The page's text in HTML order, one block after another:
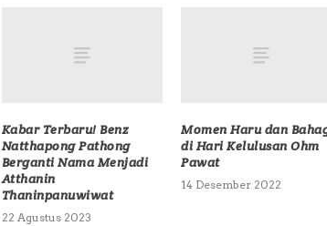
Kabar Terbaru! Benz
Natthapong Pathong
Berganti Nama Menjadi
Atthanin
Thaninpanuwiwat
22 Agustus 2023
Momen Haru dan
di Hari Kelulusan Ohm
Pawat
14 Desember 2022